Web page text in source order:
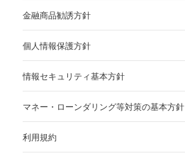
金融商品勧誘方針
個人情報保護方針
情報セキュリティ基本方針
マネー・ローンダリング等対策の基本方針
利用規約